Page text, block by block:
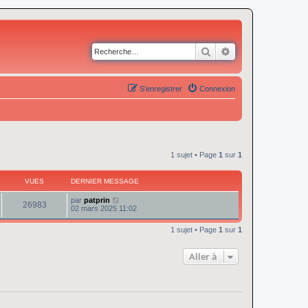
Rechercher
Connexion
S’enregistrer
1 sujet • Page 1 sur 1
VUES DERNIER MESSAGE
26983 par patprin
02 mars 2025 11:02
1 sujet • Page 1 sur 1
Aller à